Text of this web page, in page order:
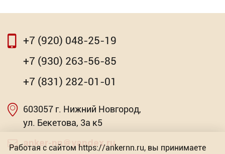
⇦
Полотно по газобетону
от 1 143.09
⇨
⇦
Насадка для МФИ ЗУБР DIAMOND керамика,
мрамор, стекло
Торговых предложений: 2
+7 (920) 048-25-19
+7 (930) 263-56-85
+7 (831) 282-01-01
603057 г. Нижний Новгород,
ул. Бекетова, 3а к5
anker-nn@yandex.ru
Работая с сайтом https://ankernn.ru, вы принимаете